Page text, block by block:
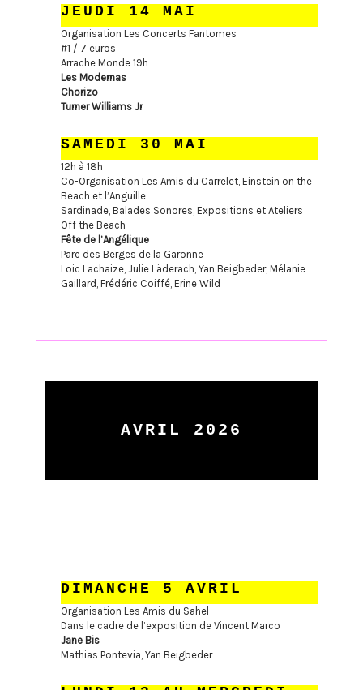
JEUDI 14 MAI
Organisation Les Concerts Fantomes
#1 / 7 euros
Arrache Monde 19h
Les Modernas
Chorizo
Turner Williams Jr
SAMEDI 30 MAI
12h à 18h
Co-Organisation Les Amis du Carrelet, Einstein on the
Beach et l’Anguille
Sardinade, Balades Sonores, Expositions et Ateliers
Off the Beach
Fête de l’Angélique
Parc des Berges de la Garonne
Loic Lachaize, Julie Läderach, Yan Beigbeder, Mélanie
Gaillard, Frédéric Coiffé, Erine Wild
AVRIL 2026
DIMANCHE 5 AVRIL
Organisation Les Amis du Sahel
Dans le cadre de l’exposition de Vincent Marco
Jane Bis
Mathias Pontevia, Yan Beigbeder